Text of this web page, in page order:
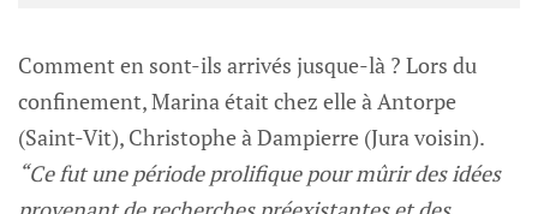
Comment en sont-ils arrivés jusque-là ? Lors du
confinement, Marina était chez elle à Antorpe
(Saint-Vit), Christophe à Dampierre (Jura voisin).
“Ce fut une période prolifique pour mûrir des idées